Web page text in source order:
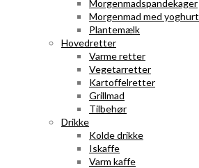
Morgenmadspandekager
Morgenmad med yoghurt
Plantemælk
Hovedretter
Varme retter
Vegetarretter
Kartoffelretter
Grillmad
Tilbehør
Drikke
Kolde drikke
Iskaffe
Varm kaffe